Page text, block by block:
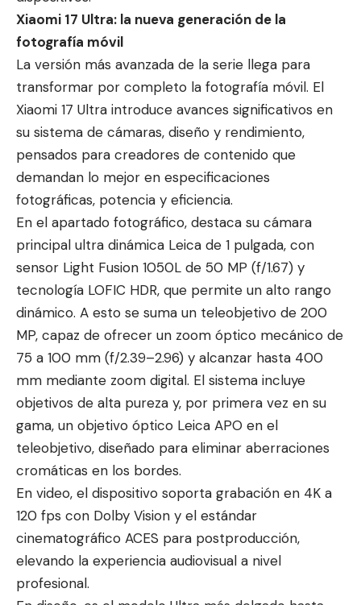
Xiaomi 17 Ultra: la nueva generación de la
fotografía móvil
La versión más avanzada de la serie llega para
transformar por completo la fotografía móvil. El
Xiaomi 17 Ultra introduce avances significativos en
su sistema de cámaras, diseño y rendimiento,
pensados para creadores de contenido que
demandan lo mejor en especificaciones
fotográficas, potencia y eficiencia.
En el apartado fotográfico, destaca su cámara
principal ultra dinámica Leica de 1 pulgada, con
sensor Light Fusion 1050L de 50 MP (f/1.67) y
tecnología LOFIC HDR, que permite un alto rango
dinámico. A esto se suma un teleobjetivo de 200
MP, capaz de ofrecer un zoom óptico mecánico de
75 a 100 mm (f/2.39–2.96) y alcanzar hasta 400
mm mediante zoom digital. El sistema incluye
objetivos de alta pureza y, por primera vez en su
gama, un objetivo óptico Leica APO en el
teleobjetivo, diseñado para eliminar aberraciones
cromáticas en los bordes.
En video, el dispositivo soporta grabación en 4K a
120 fps con Dolby Vision y el estándar
cinematográfico ACES para postproducción,
elevando la experiencia audiovisual a nivel
profesional.